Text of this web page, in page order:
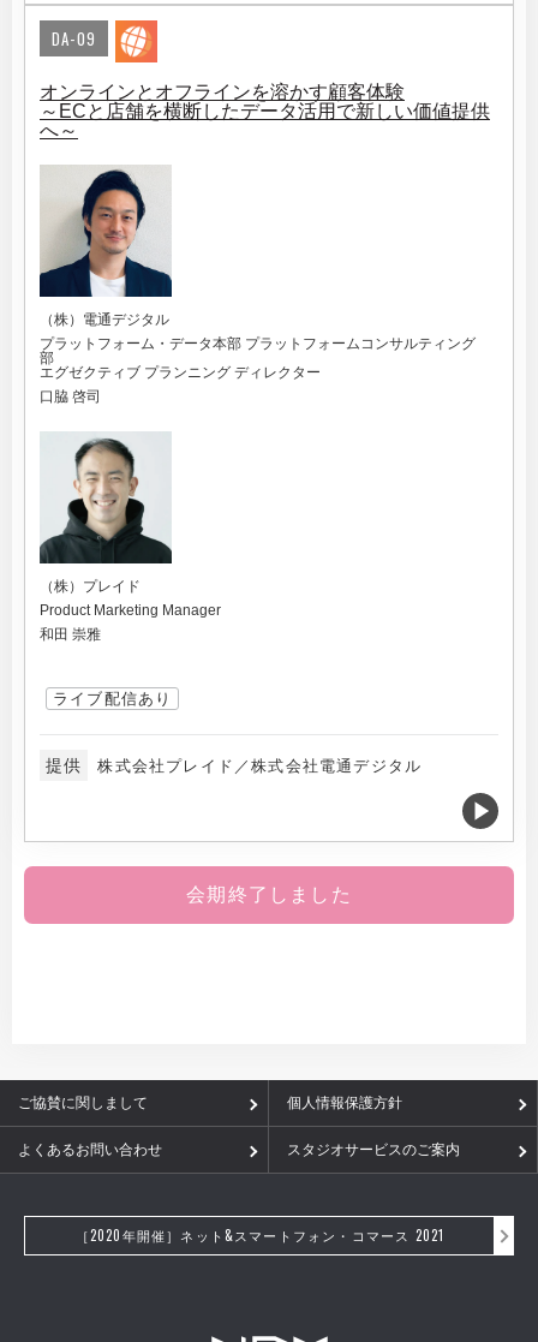
DA-09
オンラインとオフラインを溶かす顧客体験
～ECと店舗を横断したデータ活用で新しい価値提供
へ～
（株）電通デジタル
プラットフォーム・データ本部 プラットフォームコンサルティング
部
エグゼクティブ プランニング ディレクター
口脇 啓司
（株）プレイド
Product Marketing Manager
和田 崇雅
ライブ配信あり
提供 株式会社プレイド／株式会社電通デジタル
会期終了しました
ご協賛に関しまして 個人情報保護方針
よくあるお問い合わせ スタジオサービスのご案内
［2020年開催］ネット&スマートフォン・コマース 2021